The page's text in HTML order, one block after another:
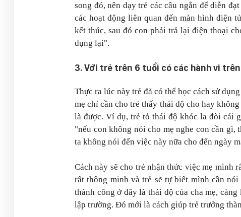
song đó, nên dạy trẻ các câu ngắn để diễn
các hoạt động liên quan đến màn hình điện
kết thúc, sau đó con phải trả lại điện thoại
dụng lại".
3. Với trẻ trên 6 tuổi có các hành vi
Thực ra lúc này trẻ đã có thể học cách sử
mẹ chỉ cần cho trẻ thấy thái độ cho hay
là được. Ví dụ, trẻ tỏ thái độ khóc la đòi cái
"nếu con không nói cho mẹ nghe con cần
ta không nói đến việc này nữa cho đến ngày
Cách này sẽ cho trẻ nhận thức việc mẹ mình
rất thông minh và trẻ sẽ tự biết mình cần
thành công ở đây là thái độ của cha mẹ,
lập trường. Đó mới là cách giúp trẻ trưởng